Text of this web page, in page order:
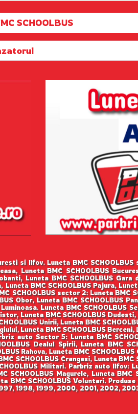
SCHOOLBUS
si Ilfov. Luneta BMC SCHOOLBUS
Luneta BMC SCHOOLBUS
Luneta BMC SCHOOLBUS Gara
BMC SCHOOLBUS Pajura,
SCHOOLBUS sector 2: Luneta BMC
Obor, Luneta BMC SCHOOLBUS
Luneta BMC SCHOOLBUS
Luneta BMC SCHOOLBUS
Unirii, Luneta BMC
Luneta BMC SCHOOLBUS
auto Sector 5: Luneta BMC
Dealul Spirii, Luneta BMC
Rahova, Luneta BMC
SCHOOLBUS Crangasi, Luneta BMC
Militari. Parbriz auto Ilfov:
SCHOOLBUS Magurele, Luneta BMC
BMC SCHOOLBUS Voluntari.
1998, 1999, 2000, 2001, 2002,